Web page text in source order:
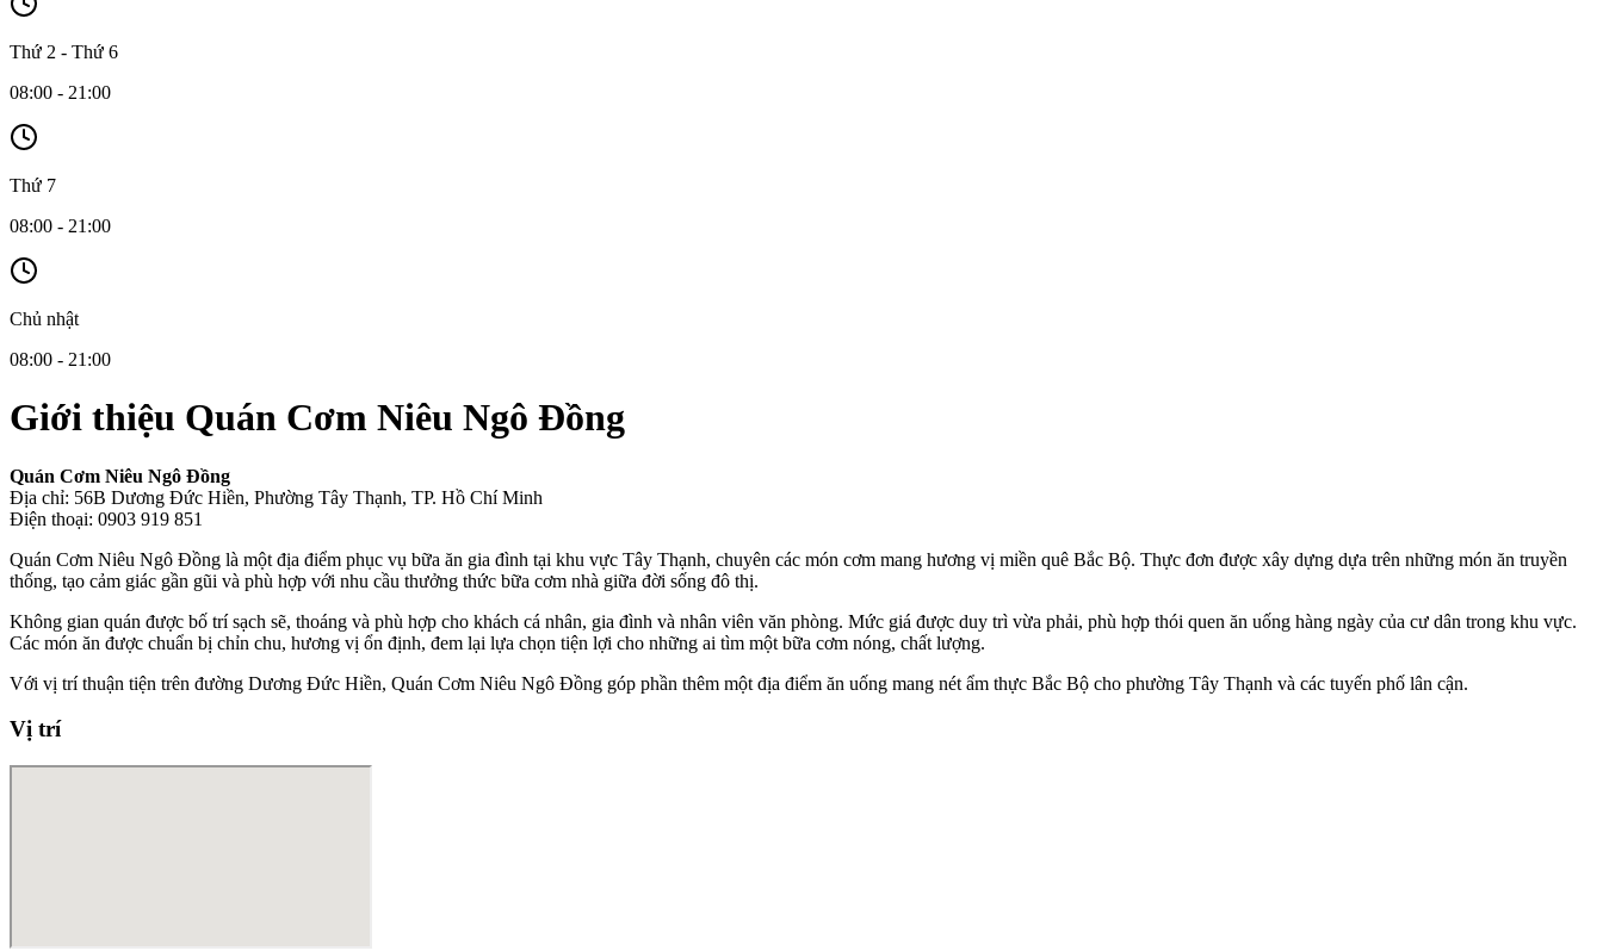
Thứ 2 - Thứ 6
08:00 - 21:00
Thứ 7
08:00 - 21:00
Chủ nhật
08:00 - 21:00
Giới thiệu Quán Cơm Niêu Ngô Đồng
Quán Cơm Niêu Ngô Đồng
Địa chỉ: 56B Dương Đức Hiền, Phường Tây Thạnh, TP. Hồ Chí Minh
Điện thoại: 0903 919 851
Quán Cơm Niêu Ngô Đồng là một địa điểm phục vụ bữa ăn gia đình tại khu vực Tây Thạnh, chuyên các món cơm mang hương vị miền quê Bắc Bộ. Thực đơn được xây dựng dựa trên những món ăn truyền
thống, tạo cảm giác gần gũi và phù hợp với nhu cầu thưởng thức bữa cơm nhà giữa đời sống đô thị.
Không gian quán được bố trí sạch sẽ, thoáng và phù hợp cho khách cá nhân, gia đình và nhân viên văn phòng. Mức giá được duy trì vừa phải, phù hợp thói quen ăn uống hàng ngày của cư dân trong khu vực.
Các món ăn được chuẩn bị chỉn chu, hương vị ổn định, đem lại lựa chọn tiện lợi cho những ai tìm một bữa cơm nóng, chất lượng.
Với vị trí thuận tiện trên đường Dương Đức Hiền, Quán Cơm Niêu Ngô Đồng góp phần thêm một địa điểm ăn uống mang nét ẩm thực Bắc Bộ cho phường Tây Thạnh và các tuyến phố lân cận.
Vị trí